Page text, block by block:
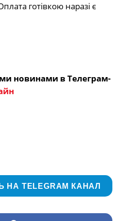
готівкою наразі є
новинами в Телеграм-
НА TELEGRAM КАНАЛ